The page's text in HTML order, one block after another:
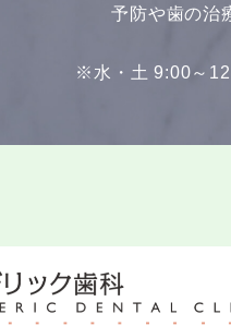
予防や歯の治
※水・土 9:00～